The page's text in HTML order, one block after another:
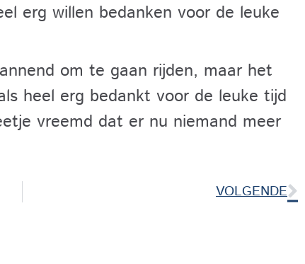
erg willen bedanken voor de leuke
om te gaan rijden, maar het
heel erg bedankt voor de leuke tijd
vreemd dat er nu niemand meer
VOLGENDE